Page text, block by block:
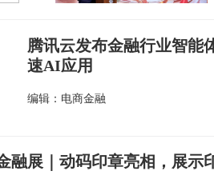
腾讯云发布金融行业智能
速AI应用
编辑：电商金融
融展｜动码印章亮相，展示